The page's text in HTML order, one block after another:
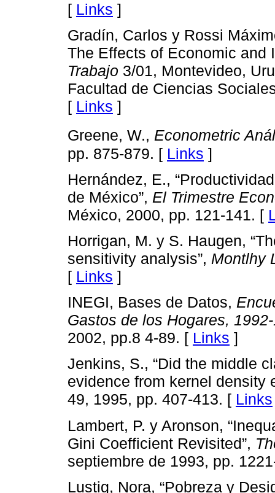
[ Links ]
Gradín, Carlos y Rossi
The Effects of Economic and
Trabajo 3/01, Montevideo,
Facultad de Ciencias
[ Links ]
Greene, W., Econometric
pp. 875-879. [ Links ]
Hernández, E.,
de México”, El Trimestre
México, 2000, pp. 121-141. [
Horrigan, M. y S. Haugen,
sensitivity analysis”, Montlhy
[ Links ]
INEGI, Bases de Datos,
Gastos de los Hogares,
2002, pp.8 4-89. [ Links ]
Jenkins, S., “Did the middle
evidence from kernel density
49, 1995, pp. 407-413. [ Links
Lambert, P. y Aronson,
Gini Coefficient Revisited”,
septiembre de 1993, pp.
Lustig, Nora, “Pobreza y